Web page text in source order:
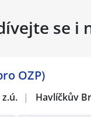
se i
OZP)
z.ú. | Havlíčkův